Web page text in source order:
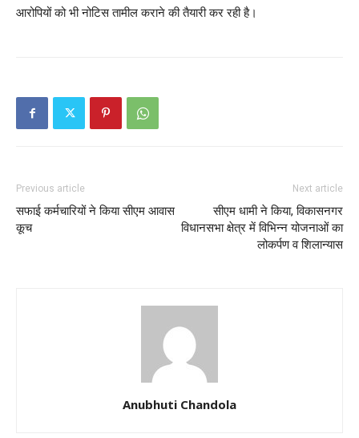
आरोपियों को भी नोटिस तामील कराने की तैयारी कर रही है।
Previous article
सफाई कर्मचारियों ने किया सीएम आवास
कूच
Next article
सीएम धामी ने किया, विकासनगर
विधानसभा क्षेत्र में विभिन्न योजनाओं का
लोकर्पण व शिलान्यास
Anubhuti Chandola